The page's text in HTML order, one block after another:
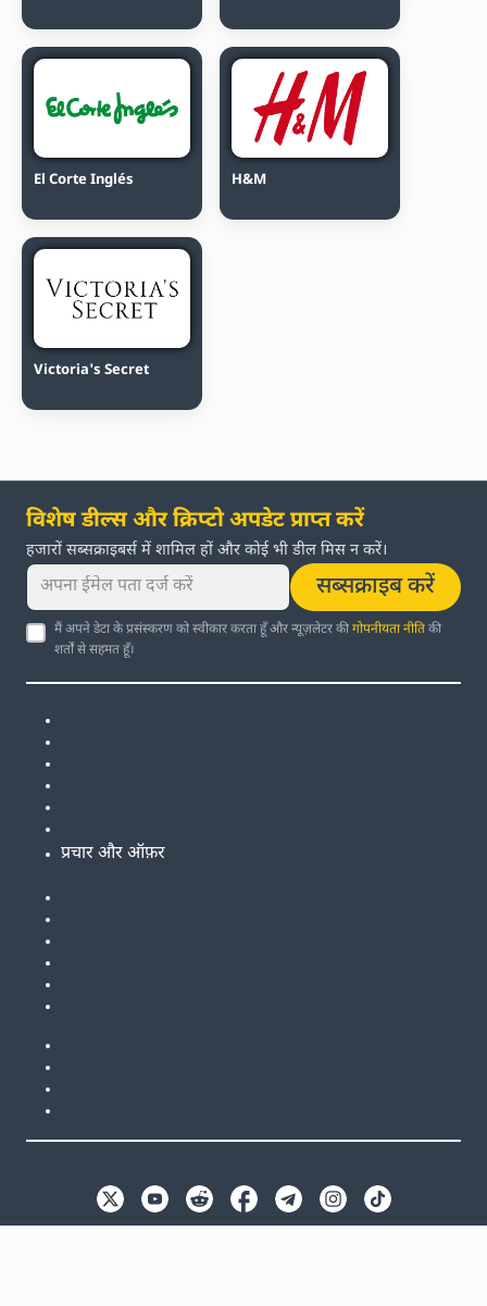
El Corte Inglés H&M
Victoria's Secret
विशेष डील्स और क्रिप्टो अपडेट प्राप्त करें
हजारों सब्सक्राइबर्स में शामिल हों और कोई भी डील मिस न करें।
सब्सक्राइब करें
मैं अपने डेटा के प्रसंस्करण को स्वीकार करता हूँ और न्यूज़लेटर कीगोपनीयता नीतिकी
शर्तों से सहमत हूँ।
प्रचार और ऑफ़र